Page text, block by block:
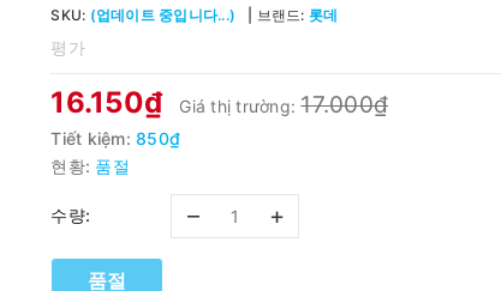
SKU: (업데이트 중입니다...) 브랜드: 롯데
평가
16.150₫ Giá thị trường:17.000₫
Tiết kiệm:850₫
현황: 품절
수량: – +
품절